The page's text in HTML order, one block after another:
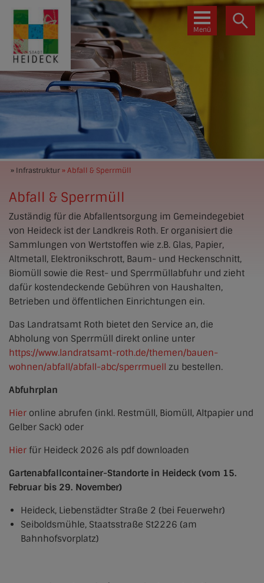
Menü
» Infrastruktur» Abfall & Sperrmüll
Abfall & Sperrmüll
Zuständig für die Abfallentsorgung im Gemeindegebiet
von Heideck ist der Landkreis Roth. Er organisiert die
Sammlungen von Wertstoffen wie z.B. Glas, Papier,
Altmetall, Elektronikschrott, Baum- und Heckenschnitt,
Biomüll sowie die Rest- und Sperrmüllabfuhr und zieht
dafür kostendeckende Gebühren von Haushalten,
Betrieben und öffentlichen Einrichtungen ein.
Das Landratsamt Roth bietet den Service an, die
Abholung von Sperrmüll direkt online unter
https://www.landratsamt-roth.de/themen/bauen-
wohnen/abfall/abfall-abc/sperrmuell zu bestellen.
Abfuhrplan
Hier online abrufen (inkl. Restmüll, Biomüll, Altpapier und
Gelber Sack) oder
Hier für Heideck 2026 als pdf downloaden
Gartenabfallcontainer-Standorte in Heideck (vom 15.
Februar bis 29. November)
Heideck, Liebenstädter Straße 2 (bei Feuerwehr)
Seiboldsmühle, Staatsstraße St2226 (am
Bahnhofsvorplatz)